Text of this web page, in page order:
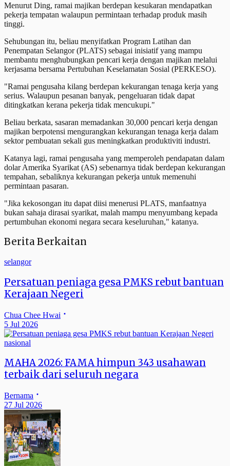
Menurut Ding, ramai majikan berdepan kesukaran mendapatkan
pekerja tempatan walaupun permintaan terhadap produk masih
tinggi.
Sehubungan itu, beliau menyifatkan Program Latihan dan
Penempatan Selangor (PLATS) sebagai inisiatif yang mampu
membantu menghubungkan pencari kerja dengan majikan melalui
kerjasama bersama Pertubuhan Keselamatan Sosial (PERKESO).
"Ramai pengusaha kilang berdepan kekurangan tenaga kerja yang
serius. Walaupun pesanan banyak, pengeluaran tidak dapat
ditingkatkan kerana pekerja tidak mencukupi."
Beliau berkata, sasaran memadankan 30,000 pencari kerja dengan
majikan berpotensi mengurangkan kekurangan tenaga kerja dalam
sektor pembuatan sekali gus meningkatkan produktiviti industri.
Katanya lagi, ramai pengusaha yang memperoleh pendapatan dalam
dolar Amerika Syarikat (AS) sebenarnya tidak berdepan kekurangan
tempahan, sebaliknya kekurangan pekerja untuk memenuhi
permintaan pasaran.
"Jika kekosongan itu dapat diisi menerusi PLATS, manfaatnya
bukan sahaja dirasai syarikat, malah mampu menyumbang kepada
pertumbuhan ekonomi negara secara keseluruhan," katanya.
Berita Berkaitan
selangor
Persatuan peniaga gesa PMKS rebut bantuan
Kerajaan Negeri
Chua Chee Hwai
5 Jul 2026
nasional
MAHA 2026: FAMA himpun 343 usahawan
terbaik dari seluruh negara
Bernama
27 Jul 2026